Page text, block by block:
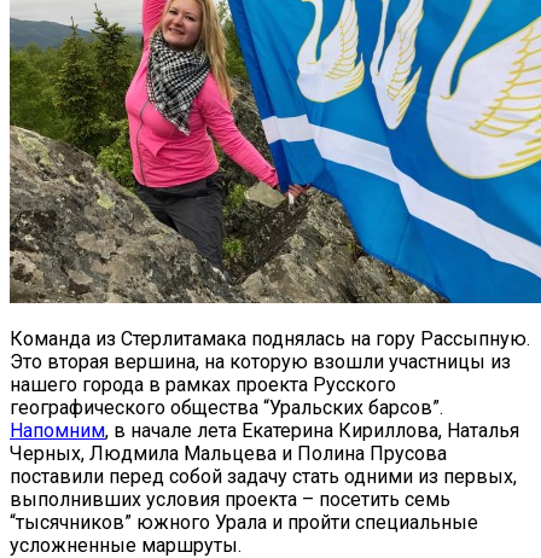
Команда из Стерлитамака поднялась на гору Рассыпную.
Это вторая вершина, на которую взошли участницы из
нашего города в рамках проекта Русского
географического общества “Уральских барсов”.
Напомним, в начале лета Екатерина Кириллова, Наталья
Черных, Людмила Мальцева и Полина Прусова
поставили перед собой задачу стать одними из первых,
выполнивших условия проекта – посетить семь
“тысячников” южного Урала и пройти специальные
усложненные маршруты.